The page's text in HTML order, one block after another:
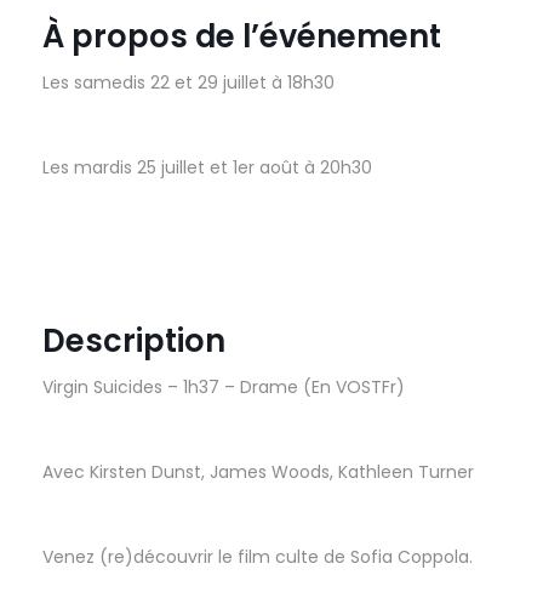
À propos de l’événement
Les samedis 22 et 29 juillet à 18h30
Les mardis 25 juillet et 1er août à 20h30
Description
Virgin Suicides – 1h37 – Drame (En VOSTFr)
Avec Kirsten Dunst, James Woods, Kathleen Turner
Venez (re)découvrir le film culte de Sofia Coppola.